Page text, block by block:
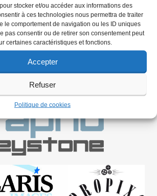
stocker et/ou accéder aux informations des
à ces technologies nous permettra de traiter
le comportement de navigation ou les ID uniques
pas consentir ou de retirer son consentement peut
certaines caractéristiques et fonctions.
Accepter
Refuser
Politique de cookies